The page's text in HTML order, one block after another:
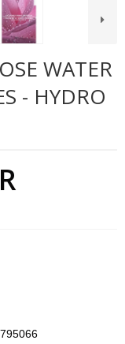
WATER
- HYDRO